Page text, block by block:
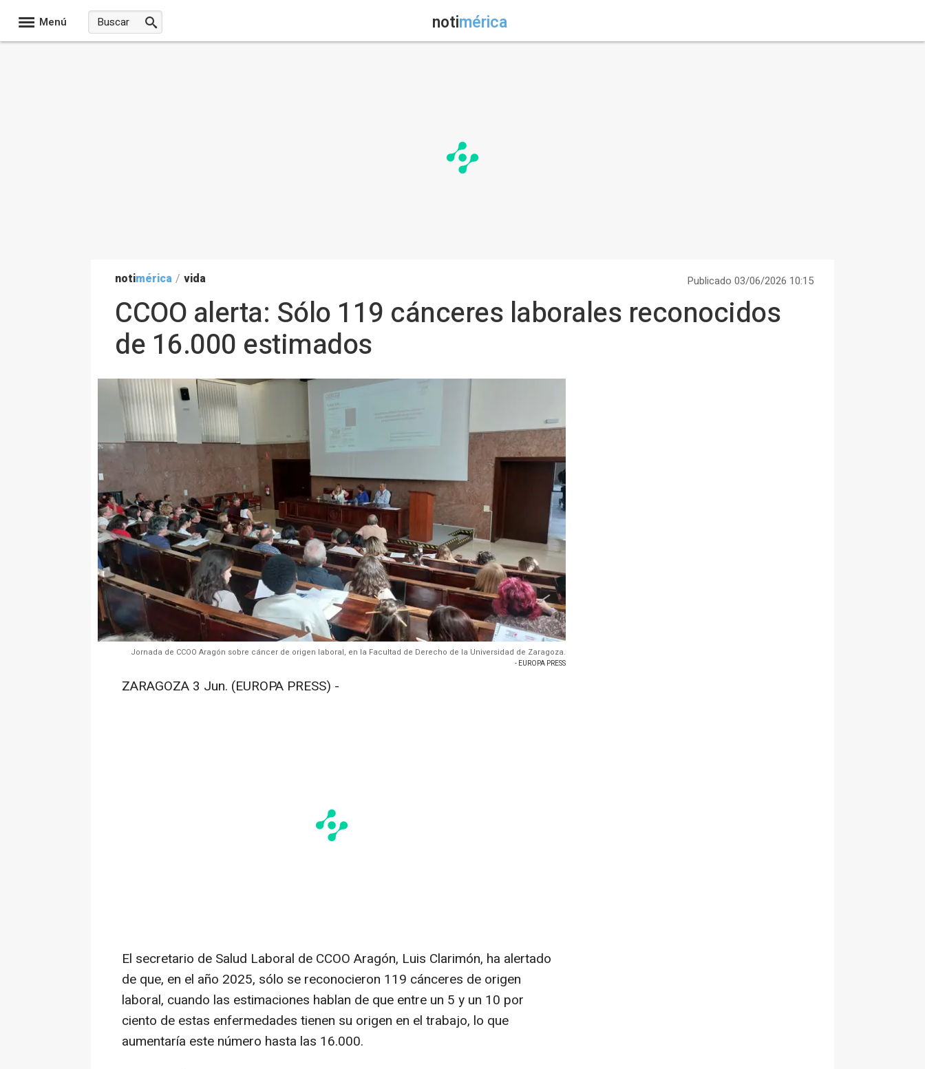
Menú notimérica
notimérica / vida Publicado 03/06/2026 10:15
CCOO alerta: Sólo 119 cánceres laborales reconocidos
de 16.000 estimados
Jornada de CCOO Aragón sobre cáncer de origen laboral, en la Facultad de Derecho de la Universidad de Zaragoza.
- EUROPA PRESS
ZARAGOZA 3 Jun. (EUROPA PRESS) -
El secretario de Salud Laboral de CCOO Aragón, Luis Clarimón, ha alertado
de que, en el año 2025, sólo se reconocieron 119 cánceres de origen
laboral, cuando las estimaciones hablan de que entre un 5 y un 10 por
ciento de estas enfermedades tienen su origen en el trabajo, lo que
aumentaría este número hasta las 16.000.